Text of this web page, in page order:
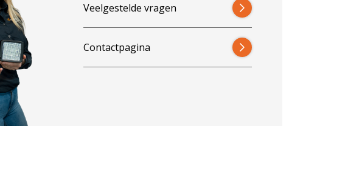
Veelgestelde vragen
Contactpagina